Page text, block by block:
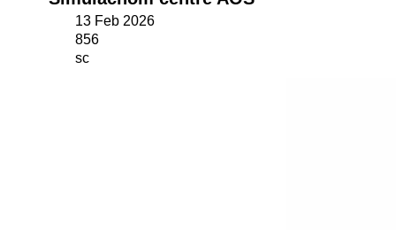
13 Feb 2026
856
sc